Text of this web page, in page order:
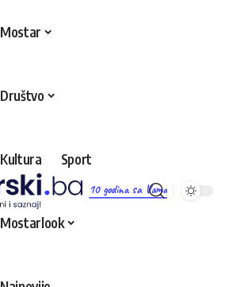
10 godina sa Vama
Mostar
Društvo
Kultura Sport
Mostarlook